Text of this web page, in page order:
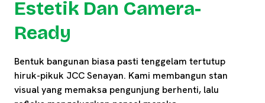
Estetik Dan Camera-
Ready
Bentuk bangunan biasa pasti tenggelam tertutup
hiruk-pikuk JCC Senayan. Kami membangun stan
visual yang memaksa pengunjung berhenti, lalu